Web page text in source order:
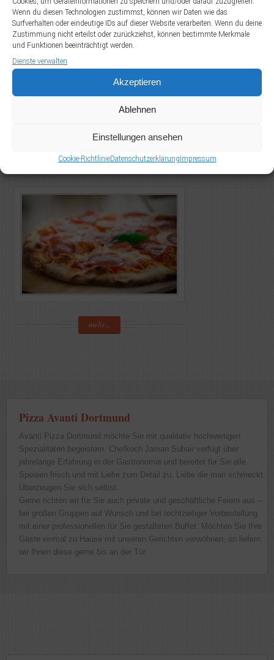
Wenn du diesen Technologien zustimmst, können wir Daten wie das
Surfverhalten oder eindeutige IDs auf dieser Website verarbeiten. Wenn du deine
Zustimmung nicht erteilst oder zurückziehst, können bestimmte Merkmale
und Funktionen beeinträchtigt werden.
Dienste verwalten
Akzeptieren
Ablehnen
Einstellungen ansehen
Cookie-RichtlinieDatenschutzerklärungImpressum
mehr...
pizza
mehr...
Pizza Avanti Dortmund
Avanti Pizza Dortmund möchte Sie mit qualitativ hochwertigen
Spezialitäten begeistern. Chefkoch Jaman Subair verfügt über
jahrelange Erfahrung in der Gastronomie und bereitet für Sie alle
Speisen frisch und mit Liebe zum Detail zu. Liebe die man schmeckt.
Überzeugen Sie sich selbst.
Gerne richten wir für Sie auch private und geschäftliche Feiern aus –
bei großen Gruppen auf Wunsch und bei rechtzeitiger Vorbestellung
mit einer professionellen für Sie gestalteten Buffet. Möchten Sie Ihre
Gäste einmal zu Hause mit unseren Gerichten verwöhnen, so liefern
wir Ihnen diese gerne bis an der Tür.